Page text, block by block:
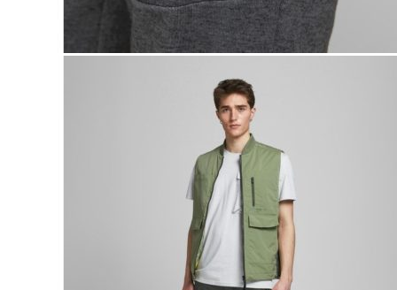
Takaisin kauppaan